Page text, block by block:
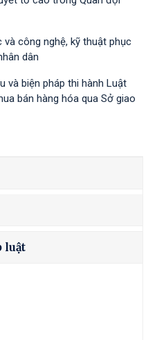
công nghệ, kỹ thuật phục
dân
và biện pháp thi hành Luật
bán hàng hóa qua Sở giao
luật